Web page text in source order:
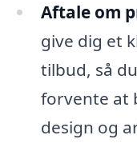
Aftale om
give dig et
tilbud, så
forvente at
design og